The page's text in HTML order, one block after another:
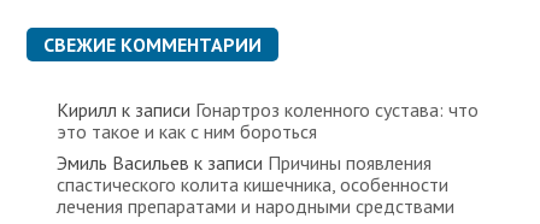
СВЕЖИЕ КОММЕНТАРИИ
Кирилл к записи Гонартроз коленного сустава: что
это такое и как с ним бороться
Эмиль Васильев к записи Причины появления
спастического колита кишечника, особенности
лечения препаратами и народными средствами